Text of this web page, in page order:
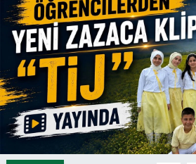
Yaşam
Sağlık
Eğitim
Ekonomi